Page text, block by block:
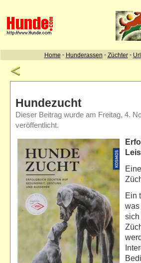
Hundezucht
Dieser Beitrag wurde am Freitag, 4.
veröffentlicht.
Ein
was
sich